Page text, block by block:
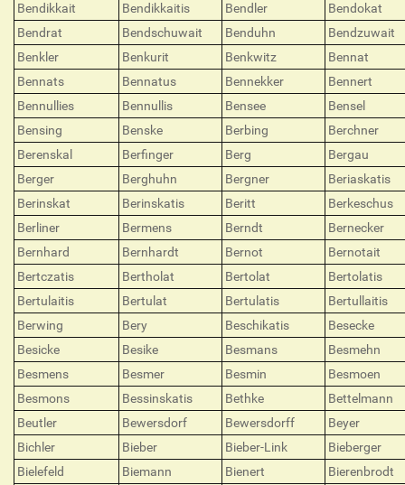
Bendikkait Bendikkaitis Bendler
Bendokat
Bendrat
Bendschuwait Benduhn
Bendzuwait
Benkler
Benkurit Benkwitz
Bennat
Bennats
Bennatus Bennekker
Bennert
Bennullies
Bennullis Bensee
Bensel
Bensing
Benske Berbing
Berchner
Berenskal
Berfinger Berg
Bergau
Berger
Berghuhn Bergner
Beriaskatis
Berinskat
Berinskatis Beritt
Berkeschus
Berliner
Bermens Berndt
Bernecker
Bernhard
Bernhardt Bernot
Bernotait
Bertczatis
Bertholat Bertolat
Bertolatis
Bertulaitis
Bertulat Bertulatis
Bertullaitis
Berwing
Bery Beschikatis
Besecke
Besicke
Besike Besmans
Besmehn
Besmens
Besmer Besmin
Besmoen
Besmons
Bessinskatis Bethke
Bettelmann
Beutler
Bewersdorf Bewersdorff
Beyer
Bichler
Bieber Bieber-Link
Bieberger
Bielefeld
Biemann Bienert
Bierenbrodt